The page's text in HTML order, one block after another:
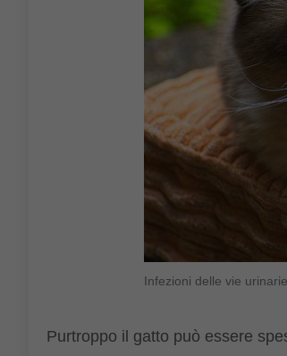
Infezioni delle vie
Purtroppo il gatto può essere